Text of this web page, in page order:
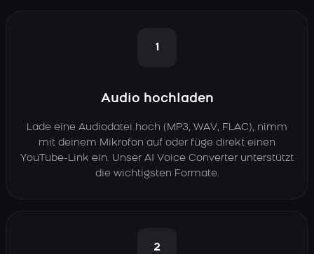
1
Audio hochladen
Lade eine Audiodatei hoch (MP3, WAV, FLAC), nimm
mit deinem Mikrofon auf oder füge direkt einen
YouTube-Link ein. Unser AI Voice Converter unterstützt
die wichtigsten Formate.
2